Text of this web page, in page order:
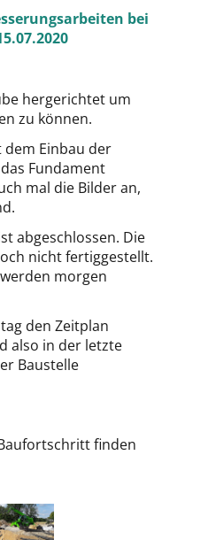
bei
hergerichtet um
zu können.
dem Einbau der
Fundament
mal die Bilder an,
abgeschlossen. Die
nicht fertiggestellt.
morgen
den Zeitplan
also in der letzte
Baustelle
finden